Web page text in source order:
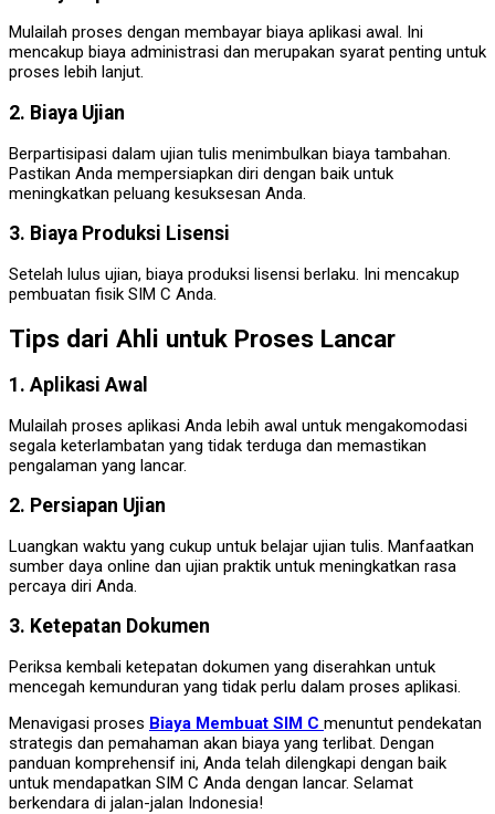
Mulailah proses dengan membayar biaya aplikasi awal. Ini
mencakup biaya administrasi dan merupakan syarat penting untuk
proses lebih lanjut.
2. Biaya Ujian
Berpartisipasi dalam ujian tulis menimbulkan biaya tambahan.
Pastikan Anda mempersiapkan diri dengan baik untuk
meningkatkan peluang kesuksesan Anda.
3. Biaya Produksi Lisensi
Setelah lulus ujian, biaya produksi lisensi berlaku. Ini mencakup
pembuatan fisik SIM C Anda.
Tips dari Ahli untuk Proses Lancar
1. Aplikasi Awal
Mulailah proses aplikasi Anda lebih awal untuk mengakomodasi
segala keterlambatan yang tidak terduga dan memastikan
pengalaman yang lancar.
2. Persiapan Ujian
Luangkan waktu yang cukup untuk belajar ujian tulis. Manfaatkan
sumber daya online dan ujian praktik untuk meningkatkan rasa
percaya diri Anda.
3. Ketepatan Dokumen
Periksa kembali ketepatan dokumen yang diserahkan untuk
mencegah kemunduran yang tidak perlu dalam proses aplikasi.
Menavigasi proses Biaya Membuat SIM C menuntut pendekatan
strategis dan pemahaman akan biaya yang terlibat. Dengan
panduan komprehensif ini, Anda telah dilengkapi dengan baik
untuk mendapatkan SIM C Anda dengan lancar. Selamat
berkendara di jalan-jalan Indonesia!